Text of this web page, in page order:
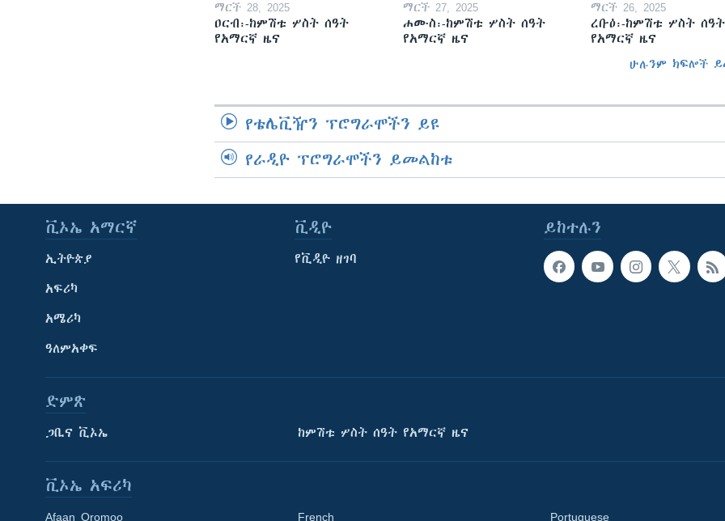
ማርች 28, 2025
ዐርብ፡-ከምሽቱ ሦስት ሰዓት
የአማርኛ ዜና
ማርች 27, 2025
ሐሙስ፡-ከምሽቱ ሦስት ሰዓት
የአማርኛ ዜና
ማርች 26, 2025
ረቡዕ፡-ከምሽቱ ሦስት ሰዓት
የአማርኛ ዜና
ሁሉንም ክፍሎች
የቴሌቪዥን ፕሮግራሞችን ይዩ
የራዲዮ ፕሮግራሞችን ይመልከቱ
ይከተሉን
ቪኦኤ አማርኛ
ኢትዮጵያ
አፍሪካ
አሜሪካ
ዓለምአቀፍ
ቪዲዮ
የቪዲዮ ዘገባ
ድምጽ
ጋቢና ቪኦኤ ከምሽቱ ሦስት ሰዓት የአማርኛ ዜና
ቪኦኤ አፍሪካ
Afaan Oromoo French Portuguese